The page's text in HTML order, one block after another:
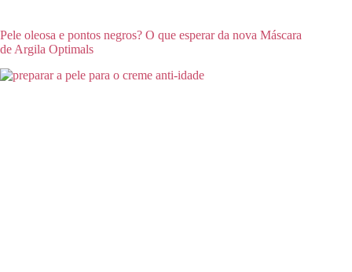
Pele oleosa e pontos negros? O que esperar da nova Máscara
de Argila Optimals